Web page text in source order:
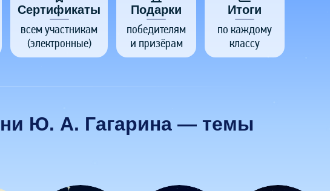
Сертификаты
всем участникам
(электронные)
Подарки
победителям
и призёрам
Итоги
по каждому
классу
Ю. А. Гагарина — темы